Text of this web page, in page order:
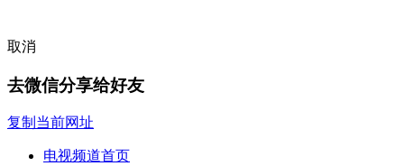
取消
去微信分享给好友
复制当前网址
电视频道首页